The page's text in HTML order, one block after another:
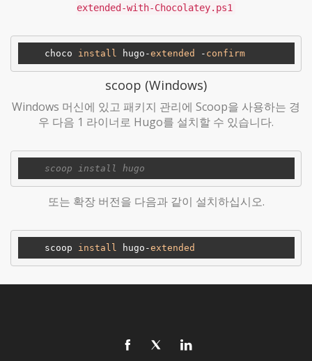
extended-with-Chocolatey.ps1
    choco
install hugo-extended - confirm
scoop (Windows)
Windows 머신에 있고 패키지 관리에 Scoop을 사용하는 경
우 다음 1 라이너로 Hugo를 설치할 수 있습니다.
또는 확장 버전을 다음과 같이 설치하십시오.
    scoop
install hugo-extended